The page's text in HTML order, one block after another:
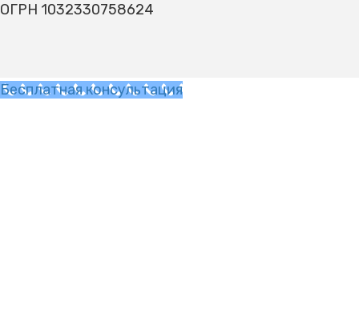
ОГРН 1032330758624
Бесплатная консультация